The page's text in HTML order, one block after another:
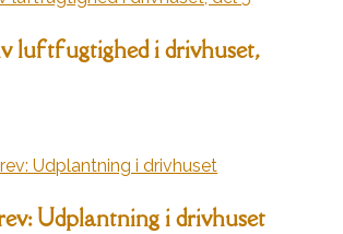
luftfugtighed i drivhuset,
Udplantning i drivhuset